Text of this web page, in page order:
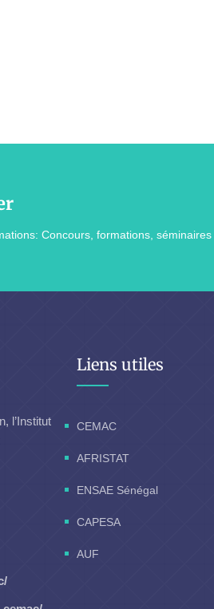
Concours, formations, séminaires
l’Institut
Liens utiles
CEMAC
AFRISTAT
ENSAE Sénégal
CAPESA
AUF